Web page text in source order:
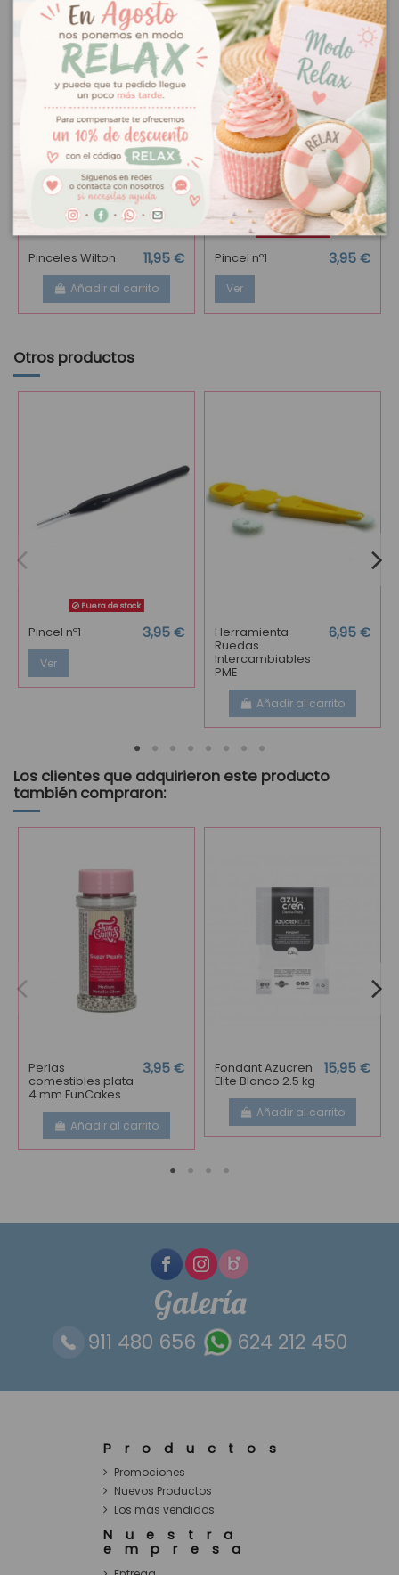
Pinceles Wilton 11,95 €
Añadir al carrito
Fuera de stock
Pincel nº1 3,95 €
Ver
Otros productos
Fuera de stock
Pincel nº1 3,95 €
Ver
Herramienta
Ruedas
Intercambiables
PME
6,95 €
Añadir al carrito
Los clientes que adquirieron este producto
también compraron:
Perlas
comestibles plata
4 mm FunCakes
3,95 €
Añadir al carrito
Fondant Azucren
Elite Blanco 2.5 kg
15,95 €
Añadir al carrito
Galería
911 480 656 624 212 450
Productos
Promociones
Nuevos Productos
Los más vendidos
Nuestra
empresa